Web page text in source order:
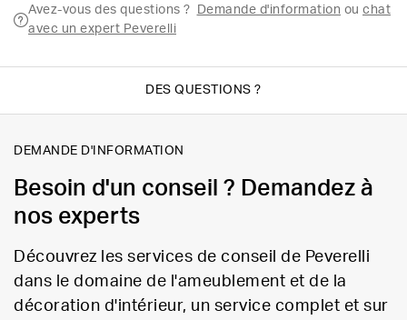
Avez-vous des questions ? Demande d'information ou chat
avec un expert Peverelli
DES QUESTIONS ?
DEMANDE D'INFORMATION
Besoin d'un conseil ? Demandez à
nos experts
Découvrez les services de conseil de Peverelli
dans le domaine de l'ameublement et de la
décoration d'intérieur, un service complet et sur